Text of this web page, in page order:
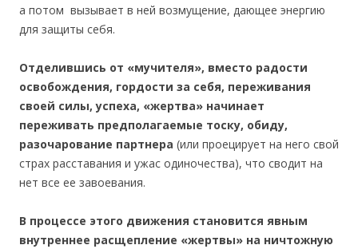
а потом вызывает в ней возмущение, дающее энергию
для защиты себя.
Отделившись от «мучителя», вместо радости
освобождения, гордости за себя, переживания
своей силы, успеха, «жертва» начинает
переживать предполагаемые тоску, обиду,
разочарование партнера (или проецирует на него свой
страх расставания и ужас одиночества), что сводит на
нет все ее завоевания.
В процессе этого движения становится явным
внутреннее расщепление «жертвы» на ничтожную